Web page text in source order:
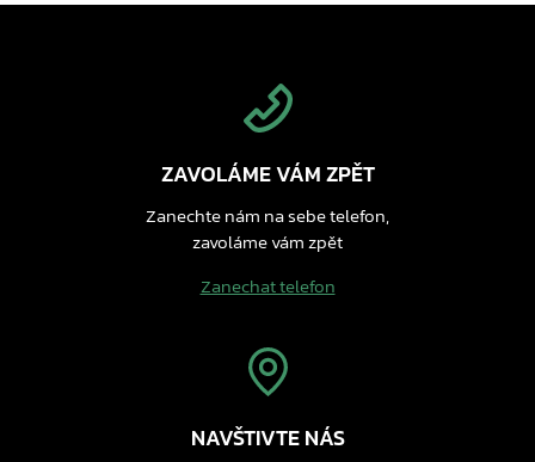
ZAVOLÁME VÁM ZPĚT
Zanechte nám na sebe telefon,
zavoláme vám zpět
Zanechat telefon
NAVŠTIVTE NÁS